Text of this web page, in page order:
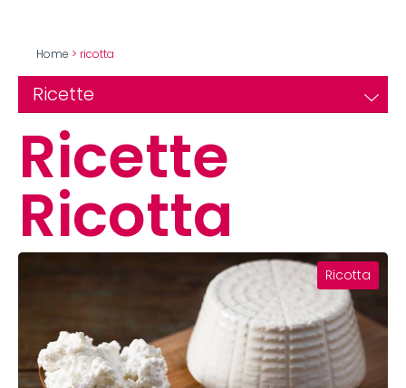
Home > ricotta
Ricette
Ricette
Ricotta
Ricotta